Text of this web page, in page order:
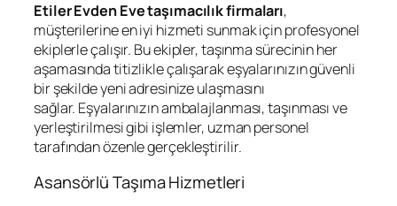
Etiler Evden Eve taşımacılık firmaları,
müşterilerine en iyi hizmeti sunmak için profesyonel
ekiplerle çalışır. Bu ekipler, taşınma sürecinin her
aşamasında titizlikle çalışarak eşyalarınızın güvenli
bir şekilde yeni adresinize ulaşmasını
sağlar. Eşyalarınızın ambalajlanması, taşınması ve
yerleştirilmesi gibi işlemler, uzman personel
tarafından özenle gerçekleştirilir.
Asansörlü Taşıma Hizmetleri